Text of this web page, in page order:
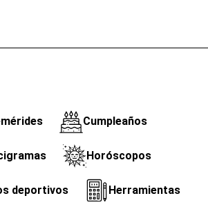
Cumpleaños
Horóscopos
deportivos Herramientas